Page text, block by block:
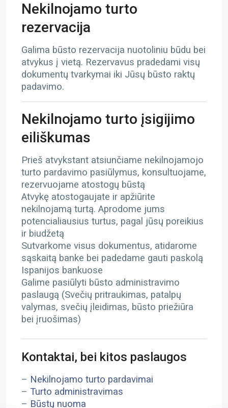
Nekilnojamo turto
rezervacija
Galima būsto rezervacija nuotoliniu būdu bei
atvykus į vietą. Rezervavus pradedami visų
dokumentų tvarkymai iki Jūsų būsto raktų
padavimo.
Nekilnojamo turto įsigijimo
eiliškumas
Prieš atvykstant atsiunčiame nekilnojamojo
turto pardavimo pasiūlymus, konsultuojame,
rezervuojame atostogų būstą
Atvykę atostogaujate ir apžiūrite
nekilnojamą turtą. Aprodome jums
potencialiausius turtus, pagal jūsų poreikius
ir biudžetą
Sutvarkome visus dokumentus, atidarome
sąskaitą banke bei padedame gauti paskolą
Ispanijos bankuose
Galime pasiūlyti būsto administravimo
paslaugą (Svečių pritraukimas, patalpų
valymas, svečių įleidimas, būsto priežiūra
bei įruošimas)
Kontaktai, bei kitos paslaugos
– Nekilnojamo turto pardavimai
– Turto administravimas
– Būstų nuoma